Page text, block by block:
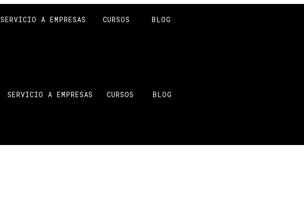
SERVICIO A EMPRESAS CURSOS BLOG
SERVICIO A EMPRESAS CURSOS BLOG